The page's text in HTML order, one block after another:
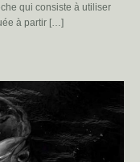
qui consiste à utiliser
à partir […]